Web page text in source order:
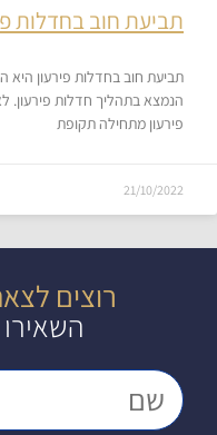
תביעת חוב בחדלות
תביעת חוב בחדלות פירעון היא
הנמצא בתהליך חדלות פירעון.
פירעון מתחילה תקופת
21/10/2022
רוצים